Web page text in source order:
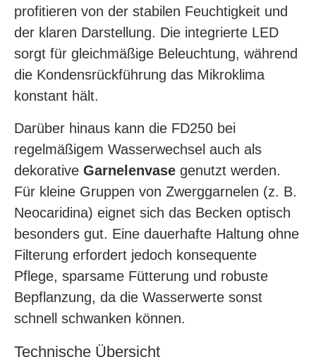
profitieren von der stabilen Feuchtigkeit und
der klaren Darstellung. Die integrierte LED
sorgt für gleichmäßige Beleuchtung, während
die Kondensrückführung das Mikroklima
konstant hält.
Darüber hinaus kann die FD250 bei
regelmäßigem Wasserwechsel auch als
dekorative Garnelenvase genutzt werden.
Für kleine Gruppen von Zwerggarnelen (z. B.
Neocaridina) eignet sich das Becken optisch
besonders gut. Eine dauerhafte Haltung ohne
Filterung erfordert jedoch konsequente
Pflege, sparsame Fütterung und robuste
Bepflanzung, da die Wasserwerte sonst
schnell schwanken können.
Technische Übersicht